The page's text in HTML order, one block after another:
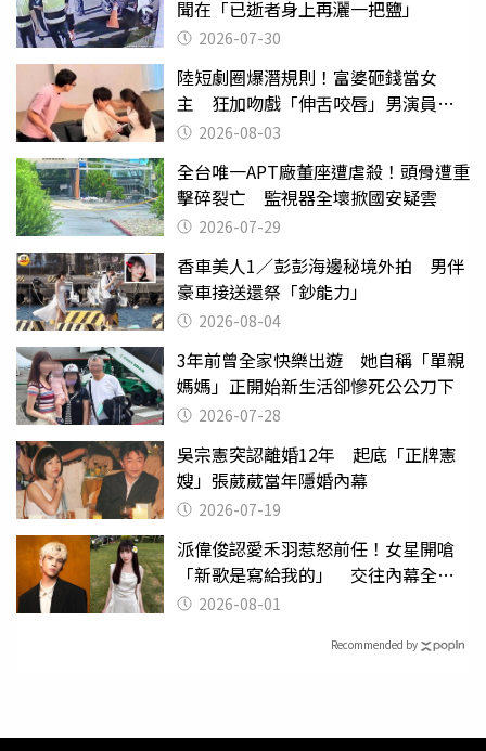
聞在「已逝者身上再灑一把鹽」
2026-07-30
陸短劇圈爆潛規則！富婆砸錢當女
主 狂加吻戲「伸舌咬唇」男演員崩
潰 2026-08-03
全台唯一APT廠董座遭虐殺！頭骨遭重
擊碎裂亡 監視器全壞掀國安疑雲
2026-07-29
香車美人1／彭彭海邊秘境外拍 男伴
豪車接送還祭「鈔能力」
2026-08-04
3年前曾全家快樂出遊 她自稱「單親
媽媽」正開始新生活卻慘死公公刀下
2026-07-28
吳宗憲突認離婚12年 起底「正牌憲
嫂」張葳葳當年隱婚內幕
2026-07-19
派偉俊認愛禾羽惹怒前任！女星開嗆
「新歌是寫給我的」 交往內幕全說
了 2026-08-01
Recommended by